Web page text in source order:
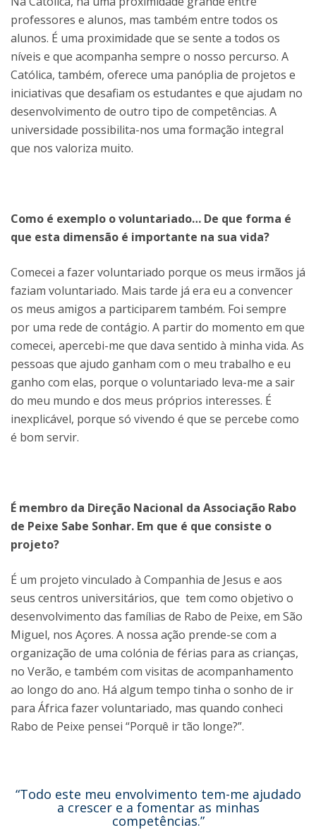
professores e alunos, mas também entre todos os
alunos. É uma proximidade que se sente a todos os
níveis e que acompanha sempre o nosso percurso. A
Católica, também, oferece uma panóplia de projetos e
iniciativas que desafiam os estudantes e que ajudam no
desenvolvimento de outro tipo de competências. A
universidade possibilita-nos uma formação integral
que nos valoriza muito.
Como é exemplo o voluntariado… De que forma é
que esta dimensão é importante na sua vida?
Comecei a fazer voluntariado porque os meus irmãos já
faziam voluntariado. Mais tarde já era eu a convencer
os meus amigos a participarem também. Foi sempre
por uma rede de contágio. A partir do momento em que
comecei, apercebi-me que dava sentido à minha vida. As
pessoas que ajudo ganham com o meu trabalho e eu
ganho com elas, porque o voluntariado leva-me a sair
do meu mundo e dos meus próprios interesses. É
inexplicável, porque só vivendo é que se percebe como
é bom servir.
É membro da Direção Nacional da Associação Rabo
de Peixe Sabe Sonhar. Em que é que consiste o
projeto?
É um projeto vinculado à Companhia de Jesus e aos
seus centros universitários, que tem como objetivo o
desenvolvimento das famílias de Rabo de Peixe, em São
Miguel, nos Açores. A nossa ação prende-se com a
organização de uma colónia de férias para as crianças,
no Verão, e também com visitas de acompanhamento
ao longo do ano. Há algum tempo tinha o sonho de ir
para África fazer voluntariado, mas quando conheci
Rabo de Peixe pensei “Porquê ir tão longe?”.
“Todo este meu envolvimento tem-me ajudado
a crescer e a fomentar as minhas
competências.”